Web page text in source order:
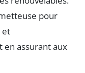
pour
et
assurant aux